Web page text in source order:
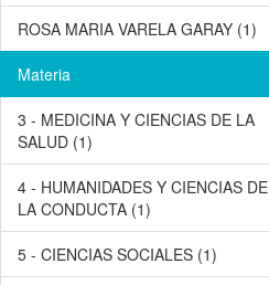
ROSA MARIA VARELA GARAY (1)
Materia
3 - MEDICINA Y CIENCIAS DE LA
SALUD (1)
4 - HUMANIDADES Y CIENCIAS DE
LA CONDUCTA (1)
5 - CIENCIAS SOCIALES (1)